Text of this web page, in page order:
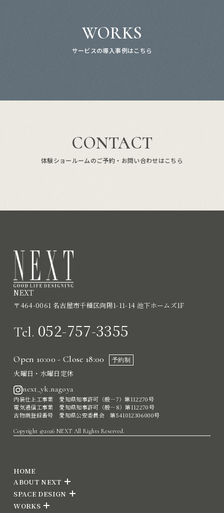
WORKS
サービスの導入事例はこちら
CONTACT
体験ショールームのご予約・お問い合わせはこちら
NEXT
〒464-0061 名古屋市千種区向陽1-11-14 池下ホームズ1F
Tel. 052-757-3355
Open 10:00 - Close 18:00 予約制
火曜日・水曜日定休
next_yk.nagoya
内装仕上工事業 愛知県知事許可（般―7）第112270号
電気通信工事業 愛知県知事許可（般―8）第112270号
古物商登録番号 愛知県公安委員会 第541012306000号
Copyright ©2026 NEXT All Rights Reserved.
HOME
ABOUT NEXT
SPACE DESIGN
WORKS